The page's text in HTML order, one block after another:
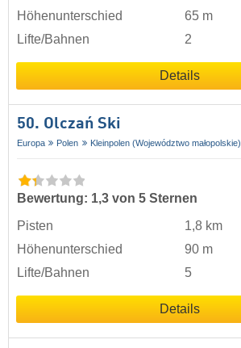
Höhenunterschied
65 m
Lifte/Bahnen
2
Details
50. Olczań Ski
Europa Polen Kleinpolen (Województwo małopolskie)
Bewertung: 1,3 von 5 Sternen
Pisten
1,8 km
Höhenunterschied
90 m
Lifte/Bahnen
5
Details